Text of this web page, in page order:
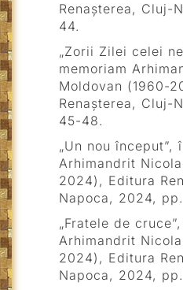
Renașterea, Cluj-
44.
„Zorii Zilei celei
memoriam
Moldovan (1960-
Renașterea, Cluj-
45-48.
„Un nou început”,
Arhimandrit
2024), Editura
Napoca, 2024,
„Fratele de
Arhimandrit
2024), Editura
Napoca, 2024,